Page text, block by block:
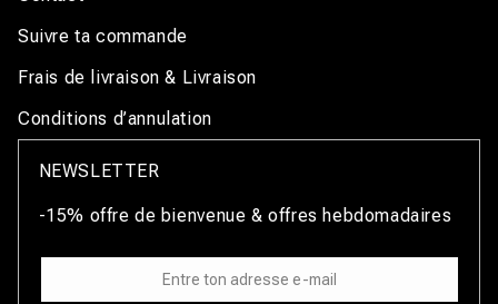
Suivre ta commande
Frais de livraison & Livraison
Conditions d’annulation
NEWSLETTER
-15% offre de bienvenue & offres hebdomadaires